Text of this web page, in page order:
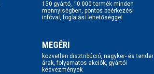
150 gyártó, 10.000 termék minden
mennyiségben, pontos beérkezési
infóval, foglalási lehetőséggel
MEGÉRI
közvetlen disztribúció, nagyker- és tender
árak, folyamatos akciók, gyártói
kedvezmények